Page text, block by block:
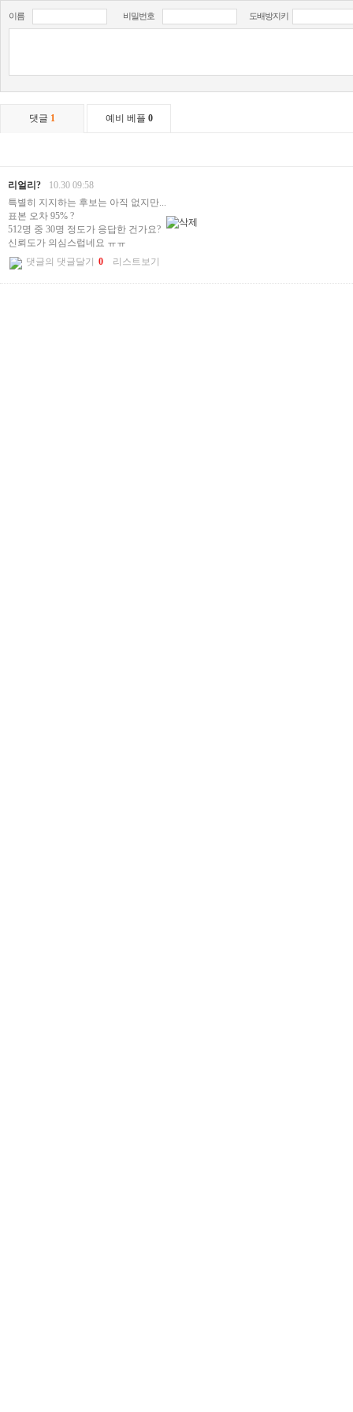
이름 비밀번호 도배방지키
댓글 1 예비 베플 0
리얼리?
10.30 09:58
특별히 지지하는 후보는 아직 없지만...
표본 오차 95% ?
512명 중 30명 정도가 응답한 건가요?
신뢰도가 의심스럽네요 ㅠㅠ
댓글의 댓글달기
0 리스트보기